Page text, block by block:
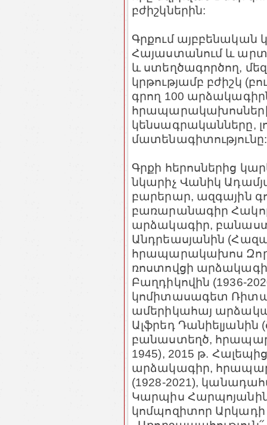
բժիշկներին:
Գրքում այբբենական
Հայաստանում և
և ստեղծագործող,
կրթությամբ բժիշկ
գրող 100
կենսագրականները,
մատենագիտությունը:
Գրքի հերոսներից
նկարիչ Վանիկ
բարերար, ազգային
բառարանագիր Հակոբ
արձակագիր,
Անդրեասյանին
հրապարակախոս
ռոստովցի
Բաղդիկովին (1936-
կոմիտասագետ Ռիտա
ամերիկահայ
Ալֆրեդ Դանիելյանին
բանաստեղծ,
1945), 2015 թ.
արձակագիր,
(1928-2021),
Կարպիս Հարպոյանին
կոմպոզիտոր Արկադի